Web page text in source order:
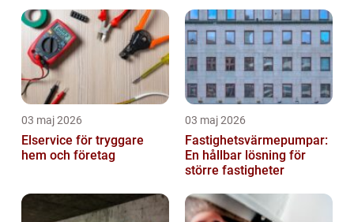
03 maj 2026
Elservice för tryggare
hem och företag
03 maj 2026
Fastighetsvärmepumpar:
En hållbar lösning för
större fastigheter